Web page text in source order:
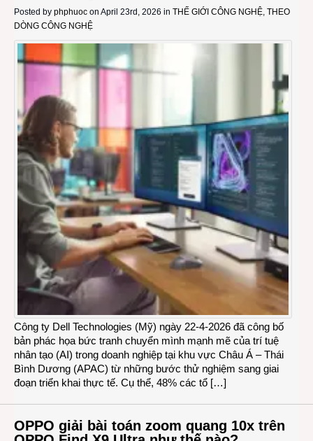
Posted by phphuoc on April 23rd, 2026 in THẾ GIỚI CÔNG NGHỆ, THEO
DÒNG CÔNG NGHỆ
Công ty Dell Technologies (Mỹ) ngày 22-4-2026 đã công bố
bản phác họa bức tranh chuyển mình mạnh mẽ của trí tuệ
nhân tạo (AI) trong doanh nghiệp tại khu vực Châu Á – Thái
Bình Dương (APAC) từ những bước thử nghiệm sang giai
đoạn triển khai thực tế. Cụ thể, 48% các tổ […]
OPPO giải bài toán zoom quang 10x trên